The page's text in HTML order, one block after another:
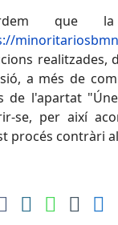
que
realitzades,
a més de
de l'apartat
se, per així
procés contràri